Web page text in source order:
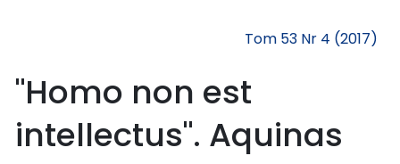
Tom 53 Nr 4 (2017)
"Homo non est
intellectus". Aquinas